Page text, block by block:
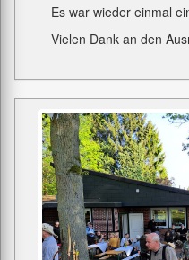
Es war wieder einmal
Vielen Dank an den